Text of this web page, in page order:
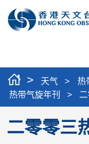
> 天气 > 热
热带气旋年刊
>
二零零三